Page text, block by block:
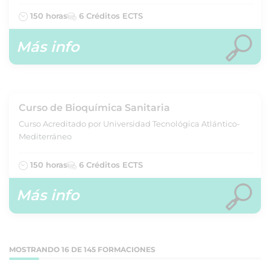
150 horas 6 Créditos ECTS
Más info
Curso de Bioquímica Sanitaria
Curso Acreditado por Universidad Tecnológica Atlántico-
Mediterráneo
150 horas 6 Créditos ECTS
Más info
MOSTRANDO 16 DE 145 FORMACIONES